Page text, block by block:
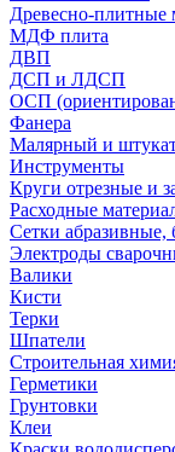
Древесно-плитные
МДФ плита
ДВП
ДСП и ЛДСП
ОСП
Фанера
Малярный и
Инструменты
Круги отрезные и
Расходные
Сетки абразивные,
Электроды
Валики
Кисти
Терки
Шпатели
Строительная
Герметики
Грунтовки
Клеи